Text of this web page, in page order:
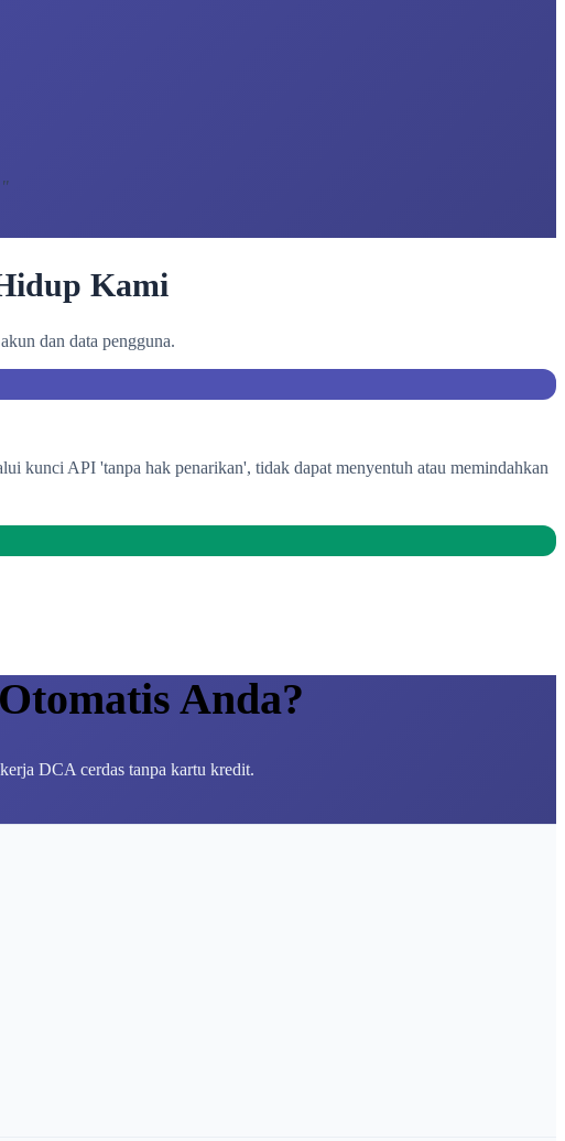
"
Kami
dan data pengguna.
kunci API 'tanpa hak penarikan', tidak dapat menyentuh atau memindahkan
Anda?
DCA cerdas tanpa kartu kredit.